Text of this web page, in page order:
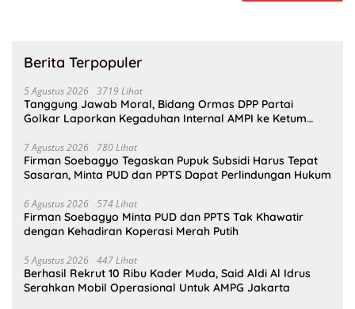
Berita Terpopuler
5 Agustus 2026 3719 Lihat
Tanggung Jawab Moral, Bidang Ormas DPP Partai
Golkar Laporkan Kegaduhan Internal AMPI ke Ketum
7 Agustus 2026 780 Lihat
Firman Soebagyo Tegaskan Pupuk Subsidi Harus Tepat
Sasaran, Minta PUD dan PPTS Dapat Perlindungan Hukum
6 Agustus 2026 574 Lihat
Firman Soebagyo Minta PUD dan PPTS Tak Khawatir
dengan Kehadiran Koperasi Merah Putih
5 Agustus 2026 447 Lihat
Berhasil Rekrut 10 Ribu Kader Muda, Said Aldi Al Idrus
Serahkan Mobil Operasional Untuk AMPG Jakarta